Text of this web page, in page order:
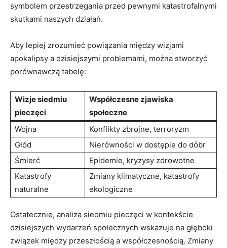
symbolem przestrzegania​ przed pewnymi katastrofalnymi
skutkami naszych działań.
Aby lepiej zrozumieć⁣ powiązania między ⁤wizjami
apokalipsy ‍a dzisiejszymi problemami, można stworzyć​
porównawczą tabelę:
Wizje siedmiu
pieczęci
Współczesne zjawiska
społeczne
Wojna
Konflikty zbrojne, terroryzm
Głód
Nierówności w dostępie do dóbr
Śmierć
Epidemie, kryzysy zdrowotne
Katastrofy
naturalne
Zmiany klimatyczne, katastrofy
ekologiczne
Ostatecznie, analiza siedmiu pieczęci w kontekście
dzisiejszych wydarzeń społecznych ​wskazuje na ​głęboki
związek ⁢między przeszłością a współczesnością. Zmiany